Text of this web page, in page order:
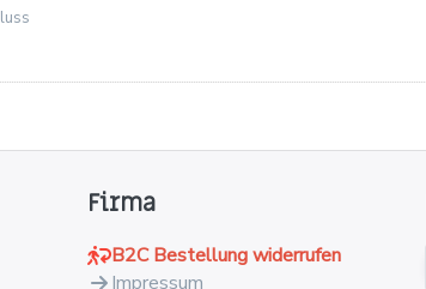
Firma
B2C Bestellung widerrufen
Impressum